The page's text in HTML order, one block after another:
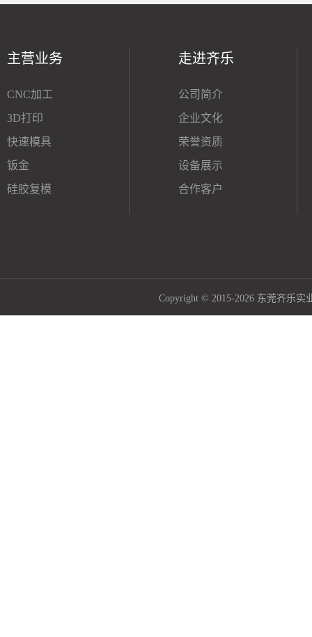
主营业务
CNC加工
3D打印
快速模具
钣金
硅胶复模
走进齐乐
公司简介
企业文化
荣誉资质
设备展示
合作客户
Copyright © 2015-2026 东莞齐乐实